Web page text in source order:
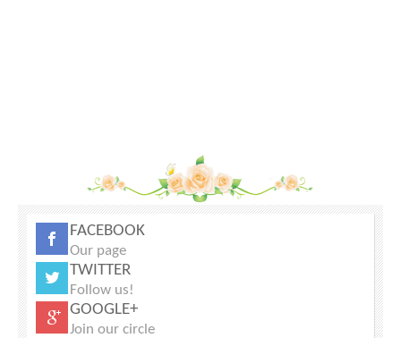
FACEBOOK
Our page
TWITTER
Follow us!
GOOGLE+
Join our circle